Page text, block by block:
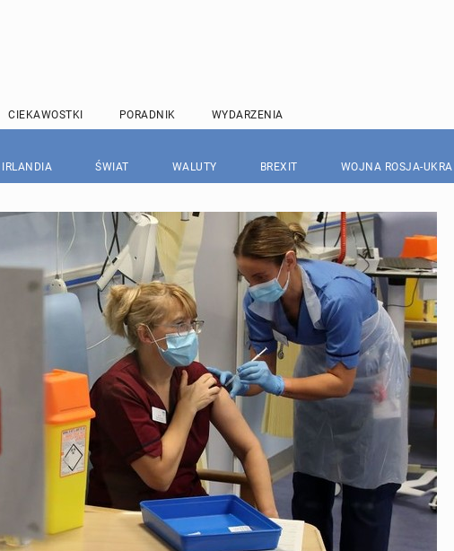
CIEKAWOSTKI PORADNIK WYDARZENIA
IRLANDIA ŚWIAT WALUTY BREXIT WOJNA ROSJA-